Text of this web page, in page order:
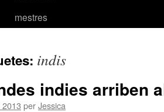
mestres
indis
indies arriben
perJessica